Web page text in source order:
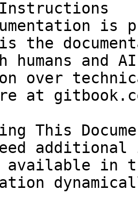
is
the
humans and
over
at
This
in